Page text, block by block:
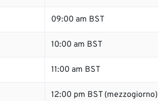
09:00 am BST
10:00 am BST
11:00 am BST
12:00 pm BST (mezzogiorno)